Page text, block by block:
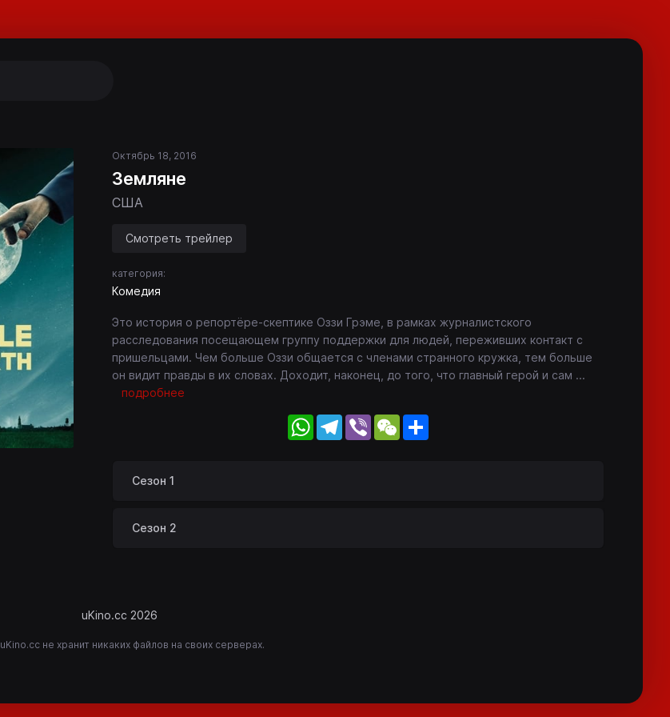
Октябрь 18, 2016
Земляне
США
Смотреть трейлер
категория:
Комедия
Это история о репортёре‑скептике Оззи Грэме, в рамках журналистского
расследования посещающем группу поддержки для людей, переживших контакт с
пришельцами. Чем больше Оззи общается с членами странного кружка, тем больше
он видит правды в их словах. Доходит, наконец, до того, что главный герой и сам ...
подробнее
WhatsApp
Telegram
Viber WeChat
Сезон 1
Сезон 2
uKino.cc 2026
uKino.cc не хранит никаких файлов на своих серверах.